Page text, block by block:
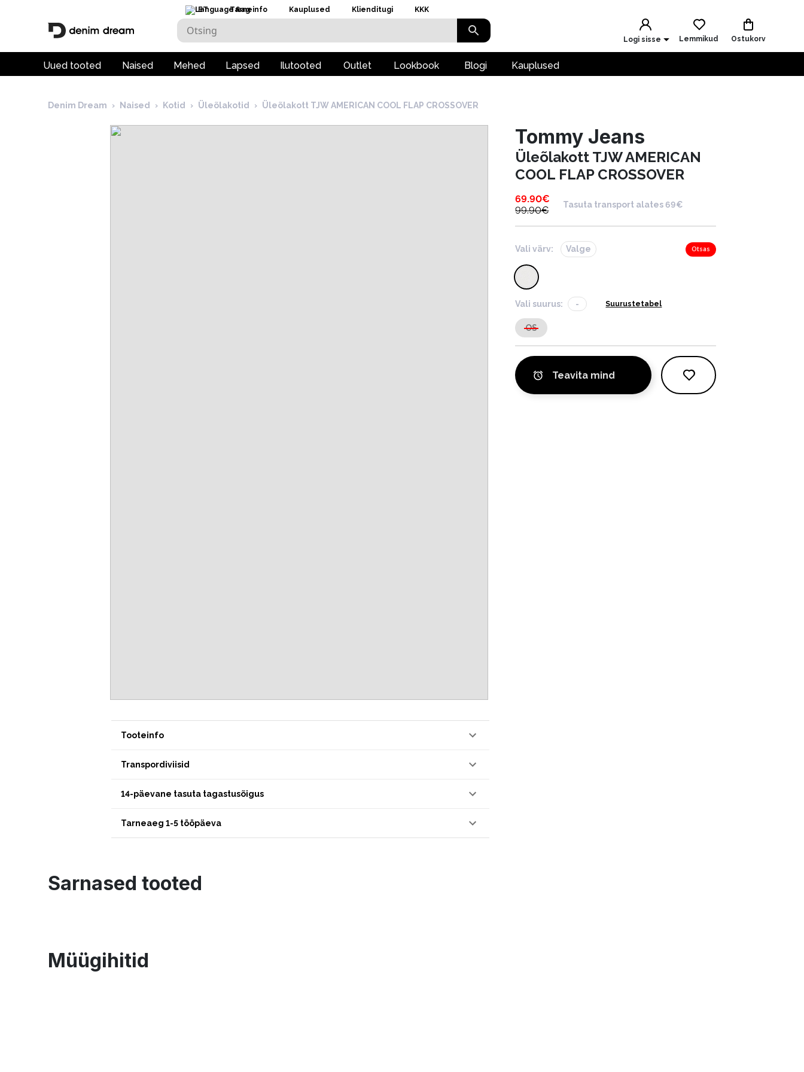
ET Tarneinfo Kauplused Klienditugi KKK
Logi sisse Lemmikud Ostukorv
Uued tooted Naised Mehed Lapsed Ilutooted Outlet Lookbook Blogi Kauplused
Denim Dream › Naised › Kotid › Üleõlakotid › Üleõlakott TJW AMERICAN COOL FLAP CROSSOVER
Tooteinfo
Transpordiviisid
14-päevane tasuta tagastusõigus
Tarneaeg 1-5 tööpäeva
Tommy Jeans
Üleõlakott TJW AMERICAN
COOL FLAP CROSSOVER
69.90€
99.90€
Tasuta transport alates 69€
Vali värv: Valge Otsas
Vali suurus: - Suurustetabel
OS
Teavita mind
Sarnased tooted
Müügihitid